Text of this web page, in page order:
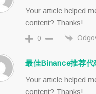
Your article helped
content? Thanks!
0
最佳Binance推荐代
Your article helped
content? Thanks!